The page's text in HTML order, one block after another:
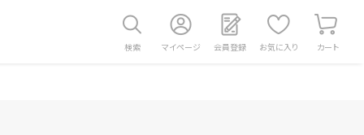
検索 マイページ 会員登録 お気に入り カート